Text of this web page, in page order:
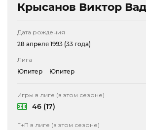
Крысанов Виктор
Дата рождения
28 апреля 1993 (33 года)
Лига
Юпитер
Юпитер
Игры в лиге (в этом сезоне)
46 (17)
Г+П в лиге (в этом сезоне)